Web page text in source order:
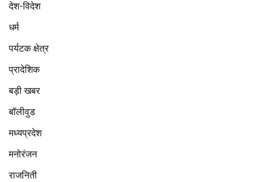
देश-विदेश
धर्म
पर्यटक क्षेत्र
प्रादेशिक
बड़ी खबर
बॉलीवुड
मध्यप्रदेश
मनोरंजन
राजनिती